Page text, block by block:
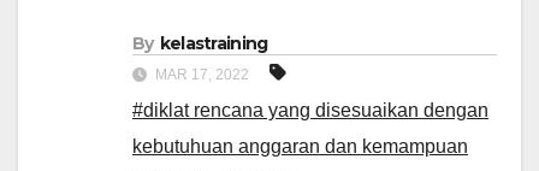
By kelastraining
MAR 17, 2022
#diklat rencana yang disesuaikan dengan
kebutuhuan anggaran dan kemampuan